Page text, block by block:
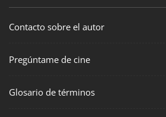
Contacto sobre el autor
Pregúntame de cine
Glosario de términos